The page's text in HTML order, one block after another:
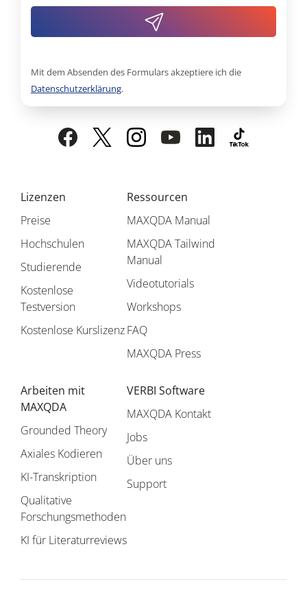
Lizenzen
Preise
Hochschulen
Studierende
Kostenlose
Testversion
Kostenlose Kurslizenz
Ressourcen
MAXQDA Manual
MAXQDA Tailwind
Manual
Videotutorials
Workshops
FAQ
MAXQDA Press
Arbeiten mit
MAXQDA
Grounded Theory
Axiales Kodieren
KI-Transkription
Qualitative
Forschungsmethoden
KI für Literaturreviews
VERBI Software
MAXQDA Kontakt
Jobs
Über uns
Support
Mit dem Absenden des Formulars akzeptiere ich die
Datenschutzerklärung.